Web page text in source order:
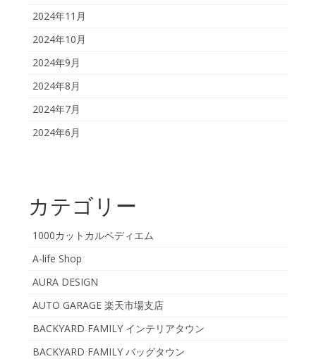
2024年11月
2024年10月
2024年9月
2024年8月
2024年7月
2024年6月
カテゴリー
1000カットカルペディエム
A-life Shop
AURA DESIGN
AUTO GARAGE 楽天市場支店
BACKYARD FAMILY インテリアタウン
BACKYARD FAMILY バッグタウン